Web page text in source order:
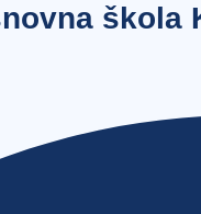
škola